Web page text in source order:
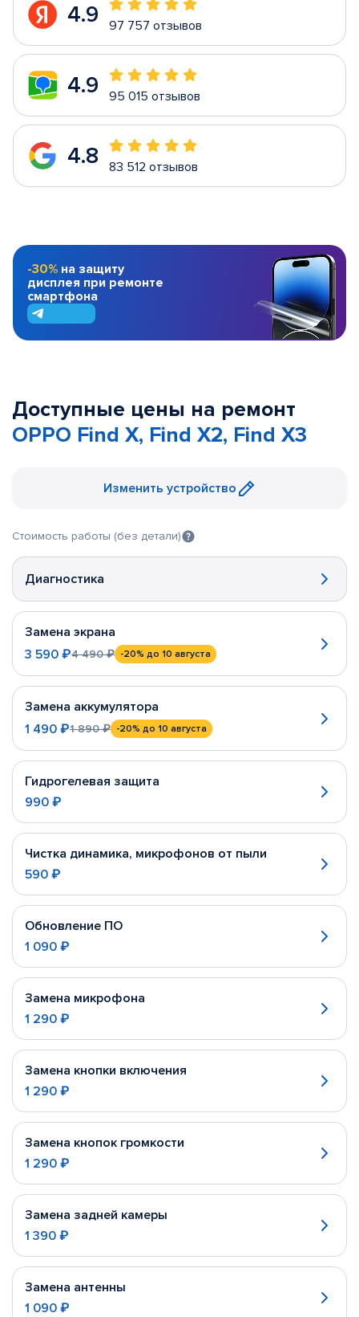
4.9 97 757 отзывов
4.9 95 015 отзывов
4.8 83 512 отзывов
-30% на защиту
дисплея при ремонте
смартфона
Доступные цены на ремонт
OPPO Find X, Find X2, Find X3
Изменить устройство
Стоимость работы (без детали)
Диагностика
Замена экрана
3 590 ₽4 490 ₽ -20% до 10 августа
Замена аккумулятора
1 490 ₽1 890 ₽ -20% до 10 августа
Гидрогелевая защита
990 ₽
Чистка динамика, микрофонов от пыли
590 ₽
Обновление ПО
1 090 ₽
Замена микрофона
1 290 ₽
Замена кнопки включения
1 290 ₽
Замена кнопок громкости
1 290 ₽
Замена задней камеры
1 390 ₽
Замена антенны
1 090 ₽